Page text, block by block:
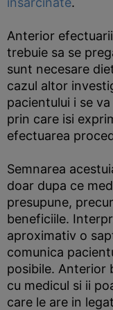
Anterior
trebuie sa se
sunt necesare
cazul altor
pacientului i se
prin care isi
efectuarea
Semnarea
doar dupa ce
presupune,
beneficiile.
aproximativ o
comunica
posibile. Anterior
cu medicul si ii
care le are in